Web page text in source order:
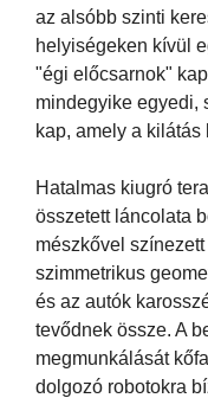
az alsóbb szinti
helyiségeken kívül
"égi előcsarnok"
mindegyike egyedi,
kap, amely a
Hatalmas kiugró
összetett láncolata
mészkővel
szimmetrikus
és az autók
tevődnek össze. A
megmunkálását
dolgozó robotokra